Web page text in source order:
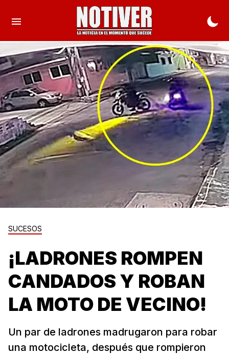
SUCESOS
¡LADRONES ROMPEN
CANDADOS Y ROBAN
LA MOTO DE VECINO!
Un par de ladrones madrugaron para robar
una motocicleta, después que rompieron